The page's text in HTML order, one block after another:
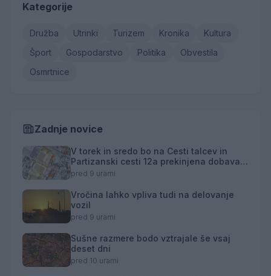
Kategorije
Družba Utrinki Turizem Kronika
Kultura
Šport
Gospodarstvo Politika
Obvestila
Osmrtnice
Zadnje novice
V torek in sredo bo na Cesti talcev in
Partizanski cesti 12a prekinjena dobava
toplotne energije
pred 9 urami
Vročina lahko vpliva tudi na delovanje
vozil
pred 9 urami
Sušne razmere bodo vztrajale še vsaj
deset dni
pred 10 urami